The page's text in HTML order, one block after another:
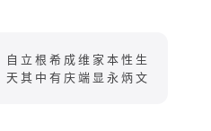
自立根希成维家本性生
天其中有庆端显永炳文